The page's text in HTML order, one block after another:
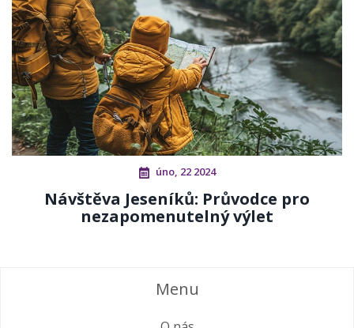
úno, 22 2024
Návštěva Jeseníků: Průvodce pro
nezapomenutelný výlet
Menu